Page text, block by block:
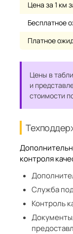
Цена за 1 км
Бесплатное
Платное
Цены в
и
стоимости
контроля
Служба
Контроль